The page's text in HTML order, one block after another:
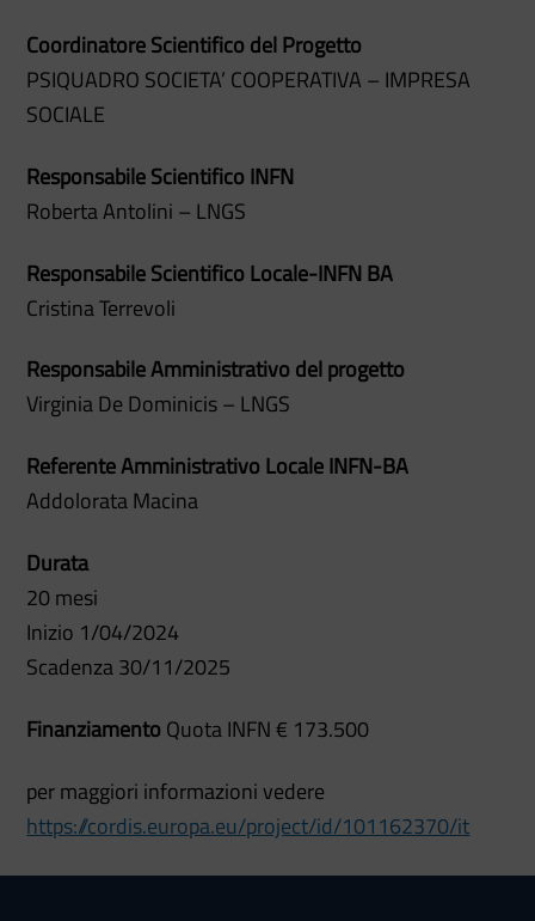
Coordinatore Scientifico del Progetto
PSIQUADRO SOCIETA’ COOPERATIVA – IMPRESA
SOCIALE
Responsabile Scientifico INFN
Roberta Antolini – LNGS
Responsabile Scientifico Locale-INFN BA
Cristina Terrevoli
Responsabile Amministrativo del progetto
Virginia De Dominicis – LNGS
Referente Amministrativo Locale INFN-BA
Addolorata Macina
Durata
20 mesi
Inizio 1/04/2024
Scadenza 30/11/2025
FinanziamentoQuota INFN € 173.500
per maggiori informazioni vedere
https://cordis.europa.eu/project/id/101162370/it